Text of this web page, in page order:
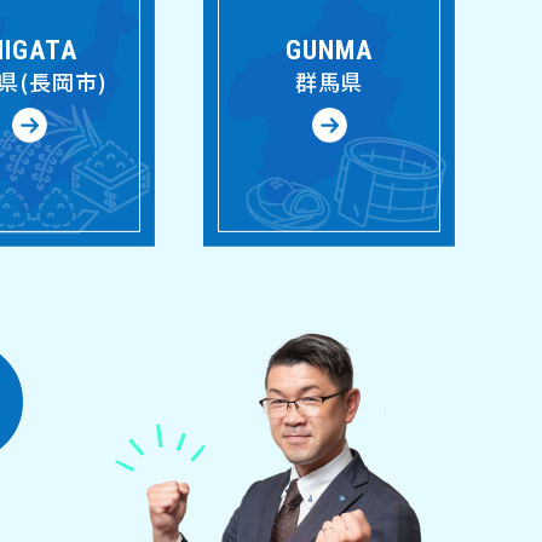
(長岡市)
GUNMA
群馬県